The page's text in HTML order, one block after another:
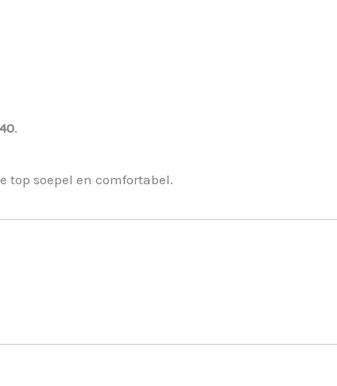
.
top soepel en comfortabel.